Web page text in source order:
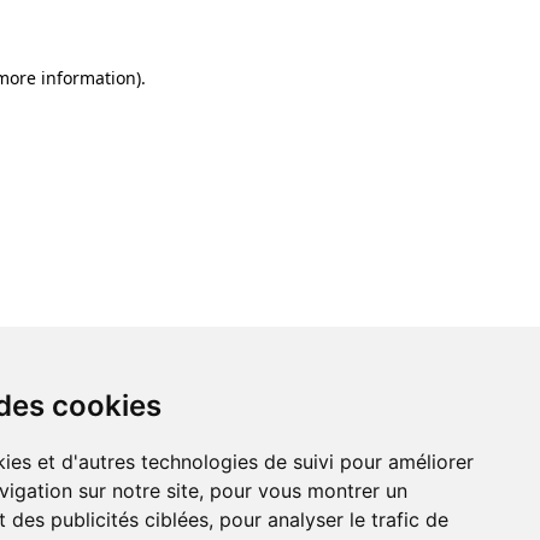
cookies
et d'autres technologies de suivi pour améliorer
sur notre site, pour vous montrer un
des publicités ciblées, pour analyser le trafic de
information).